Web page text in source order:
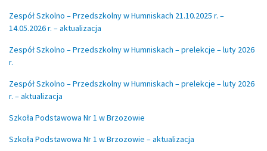
Zespół Szkolno – Przedszkolny w Humniskach 21.10.2025 r. –
14.05.2026 r. – aktualizacja
Zespół Szkolno – Przedszkolny w Humniskach – prelekcje – luty 2026
r.
Zespół Szkolno – Przedszkolny w Humniskach – prelekcje – luty 2026
r. – aktualizacja
Szkoła Podstawowa Nr 1 w Brzozowie
Szkoła Podstawowa Nr 1 w Brzozowie – aktualizacja